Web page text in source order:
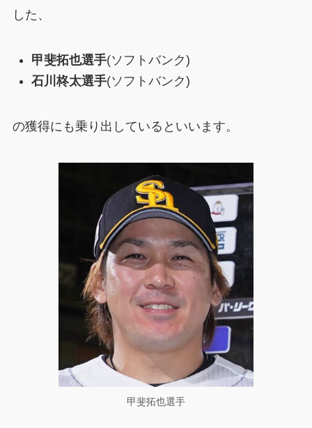
した、
甲斐拓也選手(ソフトバンク)
石川柊太選手(ソフトバンク)
の獲得にも乗り出しているといいます。
甲斐拓也選手